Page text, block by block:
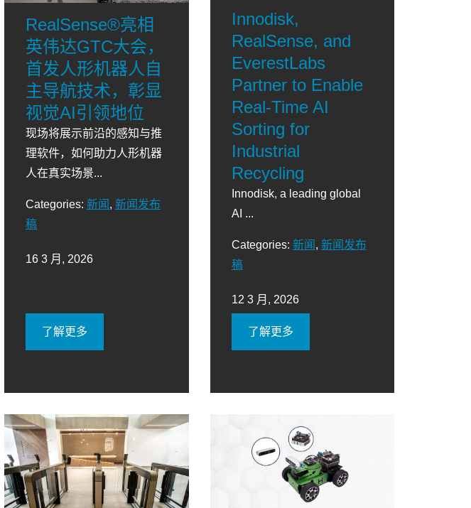
RealSense®亮相
英伟达GTC大会，
首发人形机器人自
主导航技术，彰显
视觉AI引领地位
现场将展示前沿的感知与推
理软件，如何助力人形机器
人在真实场景...
Categories: 新闻 , 新闻发布
稿
16 3 月, 2026
了解更多
Innodisk,
RealSense, and
EverestLabs
Partner to Enable
Real-Time AI
Sorting for
Industrial
Recycling
Innodisk, a leading global
AI ...
Categories: 新闻 , 新闻发布
稿
12 3 月, 2026
了解更多